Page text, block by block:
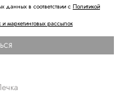
данных в соответствии с Политикой
маркетинговых рассылок